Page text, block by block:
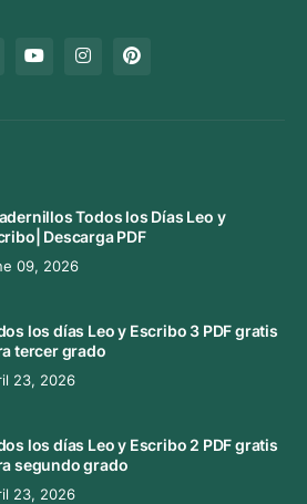
Todos los Días Leo y
Descarga PDF
09, 2026
los días Leo y Escribo 3 PDF gratis
tercer grado
23, 2026
los días Leo y Escribo 2 PDF gratis
segundo grado
23, 2026